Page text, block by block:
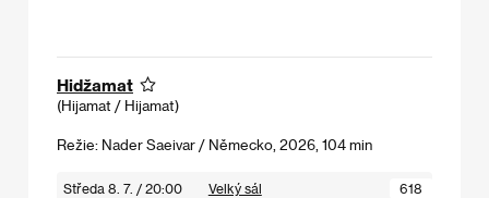
Hidžamat
(Hijamat / Hijamat)
Režie: Nader Saeivar / Německo, 2026, 104 min
Středa 8. 7. / 20:00 Velký sál 618